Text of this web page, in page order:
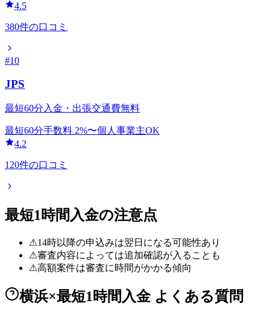
4.5
380件の口コミ
#10
JPS
最短60分入金・出張交通費無料
最短60分手数料 2%〜個人事業主OK
4.2
120件の口コミ
最短1時間 入金の注意点
⚠14時以降の申込みは翌日になる可能性あり
⚠審査内容によっては追加確認が入ることも
⚠高額案件は審査に時間がかかる傾向
横浜×最短1時間入金 よくある質問